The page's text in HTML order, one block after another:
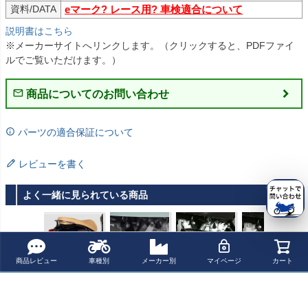
商品レビュー 車種別 メーカー別 マイページ カート
資料/DATA
eマーク? レース用? 車検適合について
説明書はこちら
※メーカーサイトへリンクします。（クリックすると、PDFファイ
ルでご覧いただけます。）
商品についてのお問い合わせ
パーツの適合保証について
レビューを書く
よく一緒に見られている商品